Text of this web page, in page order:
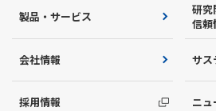
製品・サービス
研究
信頼
会社情報 サス
採用情報 ニュ